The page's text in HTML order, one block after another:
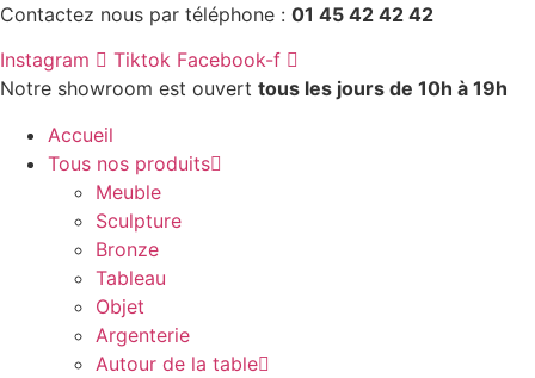
Aller
contenu
Contactez nous par téléphone : 01 45 42 42 42
Instagram
Tiktok Facebook-f
Notre showroom est ouvert tous les jours de 10h à 19h
Accueil
Tous nos produits
Meuble
Sculpture
Bronze
Tableau
Objet
Argenterie
Autour de la table